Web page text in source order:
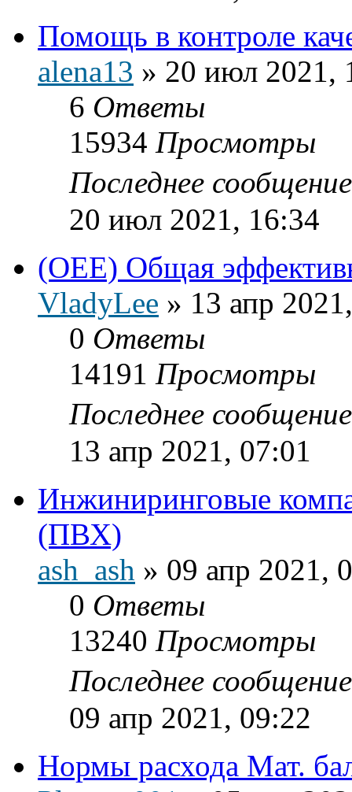
Помощь в контроле
alena13 » 20 июл 2021,
6 Ответы
15934 Просмотры
Последнее
20 июл 2021, 16:34
(OEE) Общая
VladyLee » 13 апр
0 Ответы
14191 Просмотры
Последнее
13 апр 2021, 07:01
Инжиниринговые
(ПВХ)
ash_ash » 09 апр 2021,
0 Ответы
13240 Просмотры
Последнее
09 апр 2021, 09:22
Нормы расхода Мат.